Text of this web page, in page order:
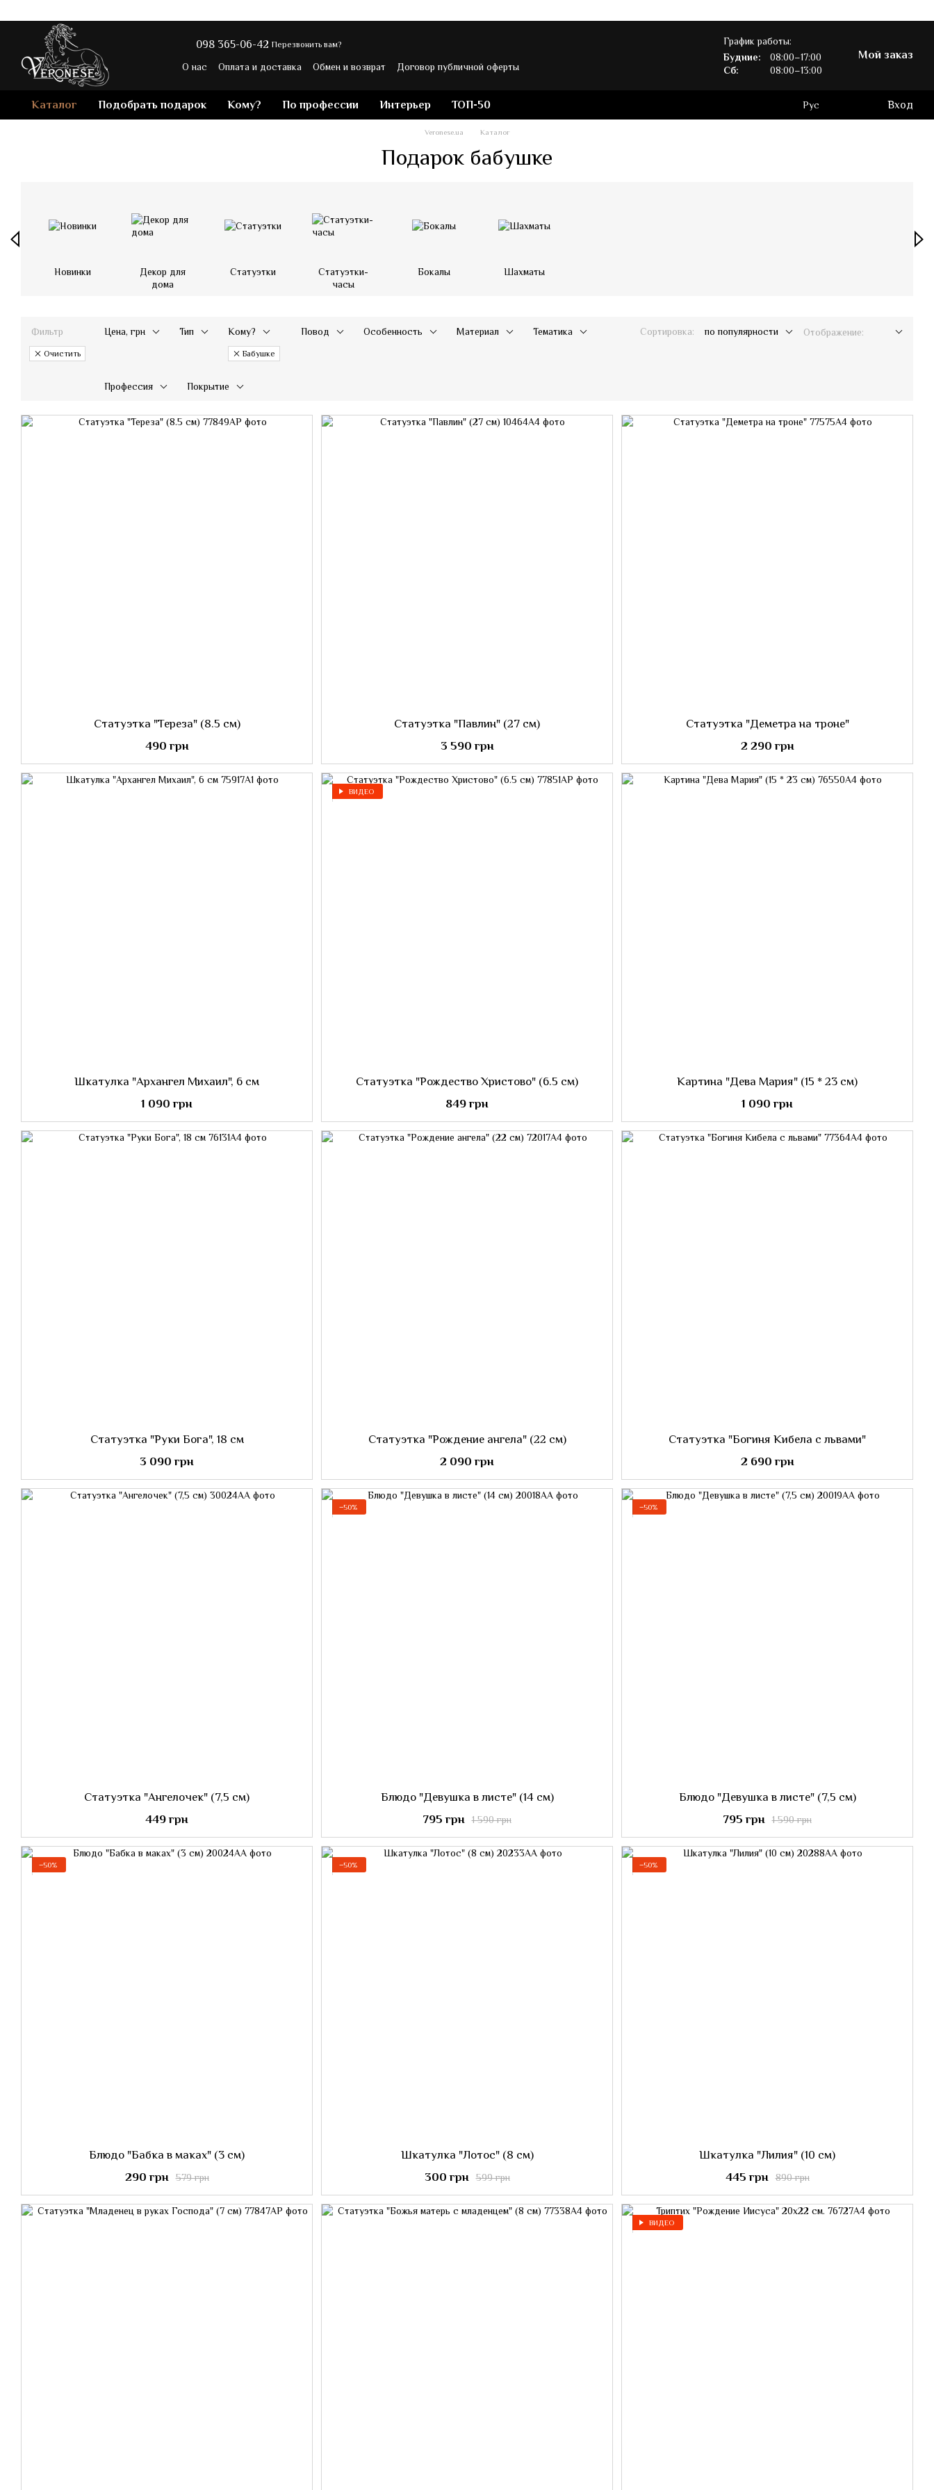
098 365-06-42 Перезвонить вам?
О нас Оплата и доставка Обмен и возврат
Договор публичной оферты
График работы:
Будние:
08:00–17:00
Сб:
08:00–13:00
Мой заказ
Каталог Подобрать подарок Кому? По профессии Интерьер ТОП-50 Рус Вход
Veronese.ua Каталог
Подарок бабушке
Новинки
Декор для
дома
Статуэтки
Статуэтки-
часы
Бокалы Шахматы
Фильтр
Очистить
Цена, грн Тип Кому?
Бабушке
Повод Особенность Материал Тематика
Профессия Покрытие
Сортировка: по популярности Отображение:
Статуэтка "Тереза" (8.5 см)
490 грн
Статуэтка "Павлин" (27 см)
3 590 грн
Статуэтка "Деметра на троне"
2 290 грн
Шкатулка "Архангел Михаил", 6 см
1 090 грн
ВИДЕО
Статуэтка "Рождество Христово" (6.5 см)
849 грн
Картина "Дева Мария" (15 * 23 см)
1 090 грн
Статуэтка "Руки Бога", 18 см
3 090 грн
Статуэтка "Рождение ангела" (22 см)
2 090 грн
Статуэтка "Богиня Кибела с львами"
2 690 грн
Статуэтка "Ангелочек" (7,5 см)
449 грн
−50%
Блюдо "Девушка в листе" (14 см)
1 590 грн
795 грн
−50%
Блюдо "Девушка в листе" (7,5 см)
1 590 грн
795 грн
−50%
Блюдо "Бабка в маках" (3 см)
579 грн
290 грн
−50%
Шкатулка "Лотос" (8 см)
599 грн
300 грн
−50%
Шкатулка "Лилия" (10 см)
890 грн
445 грн
ВИДЕО